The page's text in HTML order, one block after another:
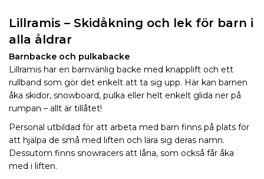
Lillramis – Skidåkning och lek för barn i
alla åldrar
Barnbacke och pulkabacke
Lillramis har en barnvänlig backe med knapplift och ett
rullband som gör det enkelt att ta sig upp. Här kan barnen
åka skidor, snowboard, pulka eller helt enkelt glida ner på
rumpan – allt är tillåtet!
Personal utbildad för att arbeta med barn finns på plats för
att hjälpa de små med liften och lära sig deras namn.
Dessutom finns snowracers att låna, som också får åka
med i liften.